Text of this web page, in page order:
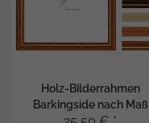
Holz-Bilderrahmen
Barkingside nach Maß